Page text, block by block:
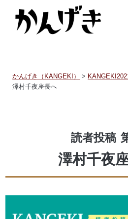
かんげき（KANGEKI） >
澤村千夜座長へ
読者投稿
澤村千夜